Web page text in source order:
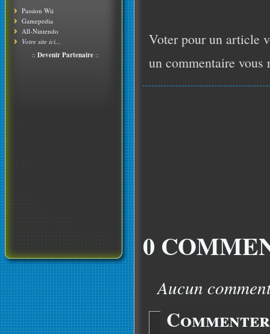
Passion Wii
Gamepedia
All-Nintendo
Votre site ici...
:: Devenir Partenaire ::
Voter pour un article
un commentaire vous
0
Aucun